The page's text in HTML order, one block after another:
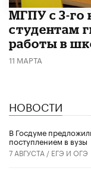
МГПУ с 3-го
студентам
работы в
11 МАРТА
НОВОСТИ
В Госдуме
поступлением в вузы
7 АВГУСТА / ЕГЭ И ОГЭ